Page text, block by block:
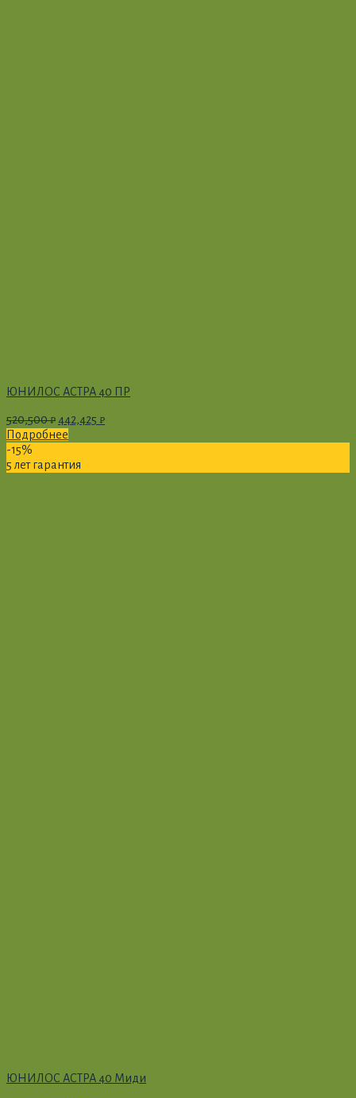
ЮНИЛОС АСТРА 40 ПР
520,500₽ 442,425 ₽
Подробнее
-15%
5 лет гарантия
ЮНИЛОС АСТРА 40 Миди